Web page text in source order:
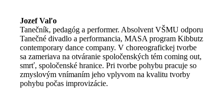
Jozef Vaľo
Tanečník, pedagóg a performer. Absolvent VŠMU odporu
Tanečné divadlo a performancia, MASA program Kibbutz
contemporary dance company. V choreografickej tvorbe
sa zameriava na otváranie spoločenských tém coming out,
smrť, spoločenské hranice. Pri tvorbe pohybu pracuje so
zmyslovým vnímaním jeho vplyvom na kvalitu tvorby
pohybu počas improvizácie.